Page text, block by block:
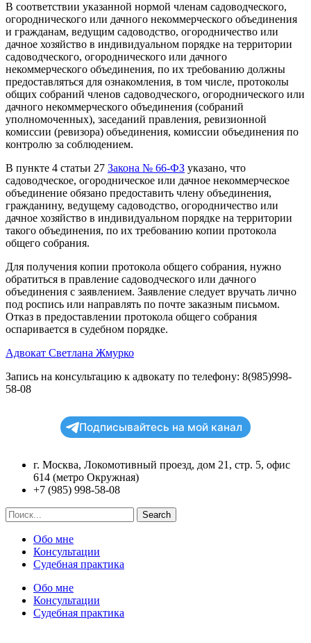
В соответствии указанной нормой членам садоводческого,
огороднического или дачного некоммерческого объединения
и гражданам, ведущим садоводство, огородничество или
дачное хозяйство в индивидуальном порядке на территории
садоводческого, огороднического или дачного
некоммерческого объединения, по их требованию должны
предоставляться для ознакомления, в том числе, протоколы
общих собраний членов садоводческого, огороднического или
дачного некоммерческого объединения (собраний
уполномоченных), заседаний правления, ревизионной
комиссии (ревизора) объединения, комиссии объединения по
контролю за соблюдением.
В пункте 4 статьи 27 Закона № 66-ФЗ указано, что
садоводческое, огородническое или дачное некоммерческое
объединение обязано предоставить члену объединения,
гражданину, ведущему садоводство, огородничество или
дачное хозяйство в индивидуальном порядке на территории
такого объединения, по их требованию копии протокола
общего собрания.
Для получения копии протокола общего собрания, нужно
обратиться в правление садоводческого или дачного
объединения с заявлением. Заявление следует вручать лично
под роспись или направлять по почте заказным письмом.
Отказ в предоставлении протокола общего собрания
оспаривается в судебном порядке.
Адвокат Светлана Жмурко
Запись на консультацию к адвокату по телефону: 8(985)998-
58-08
Подписывайтесь на мой канал
г. Москва, Локомотивный проезд, дом 21, стр. 5, офис
614 (метро Окружная)
+7 (985) 998-58-08
Search
Обо мне
Консультации
Судебная практика
Обо мне
Консультации
Судебная практика